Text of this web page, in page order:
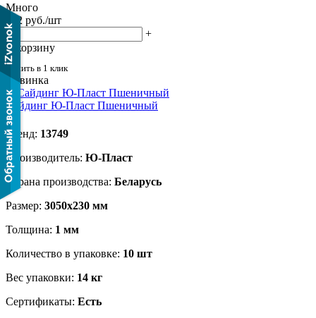
Много
282 руб./шт
-
+
В корзину
Купить в 1 клик
Новинка
Сайдинг Ю-Пласт Пшеничный
Бренд: 13749
Производитель: Ю-Пласт
Страна производства: Беларусь
Размер: 3050х230 мм
Толщина: 1 мм
Количество в упаковке: 10 шт
Вес упаковки: 14 кг
Сертификаты: Есть